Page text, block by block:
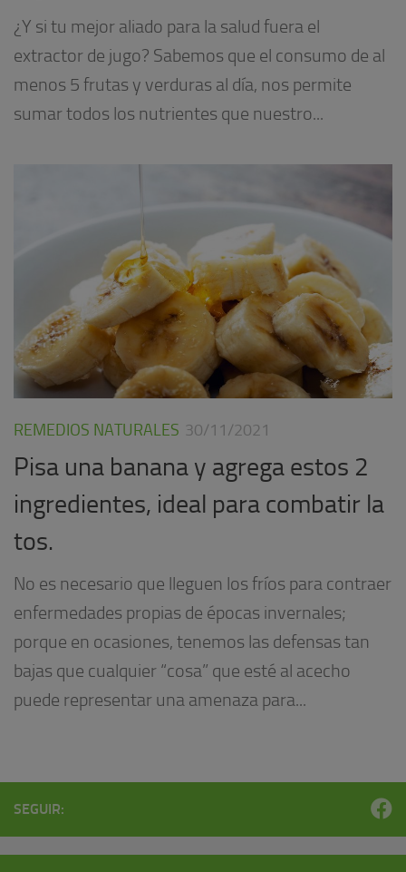
¿Y si tu mejor aliado para la salud fuera el
extractor de jugo? Sabemos que el consumo de al
menos 5 frutas y verduras al día, nos permite
sumar todos los nutrientes que nuestro...
REMEDIOS NATURALES 30/11/2021
Pisa una banana y agrega estos 2
ingredientes, ideal para combatir la
tos.
No es necesario que lleguen los fríos para contraer
enfermedades propias de épocas invernales;
porque en ocasiones, tenemos las defensas tan
bajas que cualquier “cosa” que esté al acecho
puede representar una amenaza para...
SEGUIR: